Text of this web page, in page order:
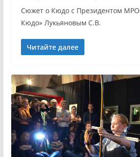
Сюжет о Кюдо с Президентом
Кюдо» Лукьяновым С.В.
Читайте далее